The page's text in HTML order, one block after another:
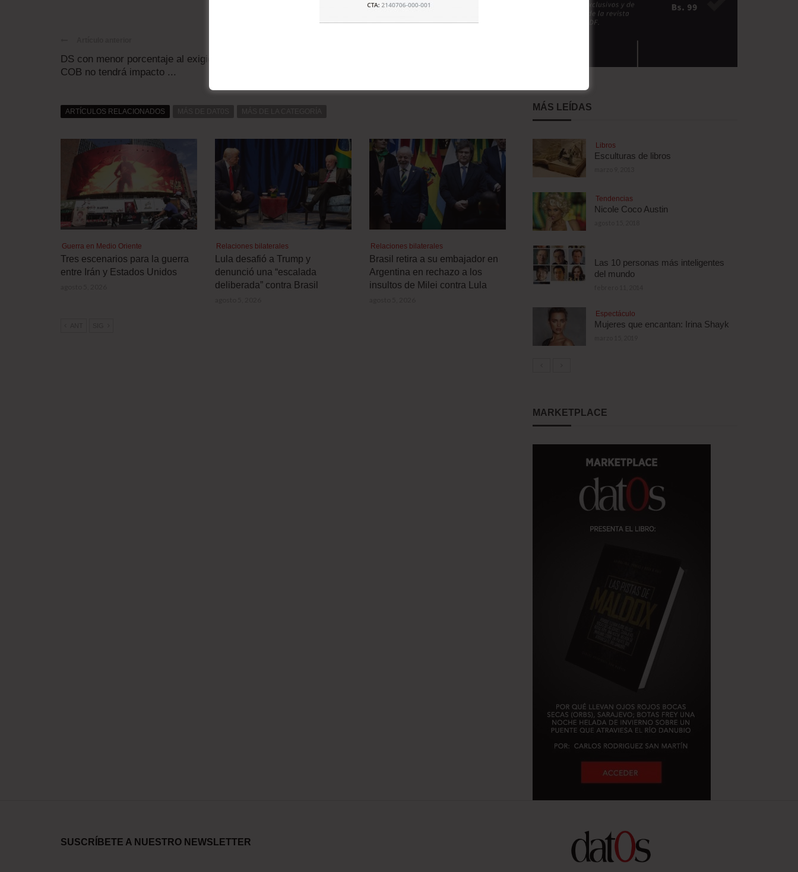
DS con menor porcentaje al exigido por la
COB no tendrá impacto ...
ARTÍCULOS RELACIONADOS
Guerra en Medio Oriente
Tres escenarios para la guerra
entre Irán y Estados Unidos
Relaciones bilaterales
Lula desafió a Trump y
denunció una “escalada
deliberada” contra Brasil
Relaciones bilaterales
Brasil retira a su embajador en
Argentina en rechazo a los
insultos de Milei contra Lula
MÁS LEÍDAS
Libros
Esculturas de libros
Tendencias
Nicole Coco Austin
Las 10 personas más inteligentes
del mundo
Espectáculo
Mujeres que encantan: Irina Shayk
MARKETPLACE
SUSCRÍBETE A NUESTRO NEWSLETTER